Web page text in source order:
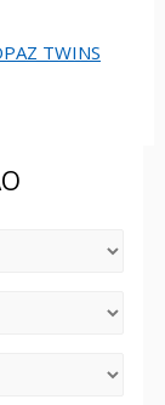
TWINS